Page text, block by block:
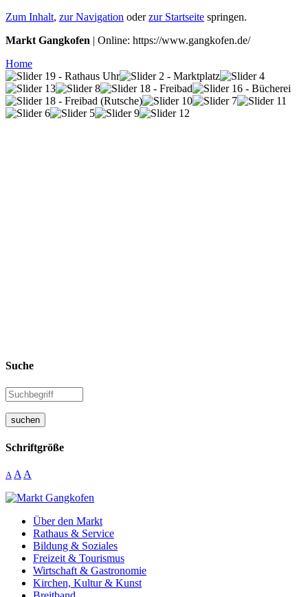
Zum Inhalt, zur Navigation oderzur Startseite springen.
Markt Gangkofen | Online: https://www.gangkofen.de/
Home
Suche
suchen
Schriftgröße
A A A
Über den Markt
Rathaus & Service
Bildung & Soziales
Freizeit & Tourismus
Wirtschaft & Gastronomie
Kirchen, Kultur & Kunst